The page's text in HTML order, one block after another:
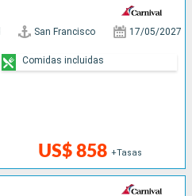
San Francisco 17/05/2027
US$ 858 +Tasas
Comidas incluidas